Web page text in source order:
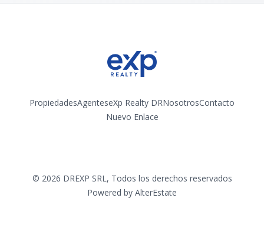
PropiedadesAgenteseXp Realty DRNosotrosContacto
Nuevo Enlace
© 2026 DREXP SRL, Todos los derechos reservados
Powered by AlterEstate